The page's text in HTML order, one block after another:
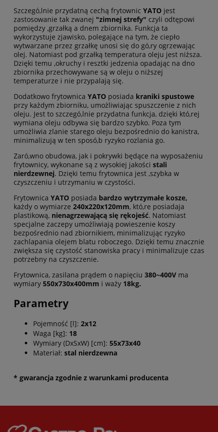
Szczegó,lnie przydatną cechą frytownic YATO jest
zastosowanie tak zwanej "zimnej strefy" czyli odtępowi
pomiędzy ,grzałką a dnem zbiornika. Funkcja ta
wykorzystuje zjawisko, polegające na tym, że ciepło
wytwarzane przez grzałkę unosi się do gó,ry ogrzewając
olej. Natomiast pod grzałką temperatura oleju jest niższa.
Dzięki temu ,okruchy i resztki jedzenia opadając na dno
zbiornika przechowywane są w oleju o niższej
temperaturze i nie przypalają się.
Dodatkowo frytownica YATO posiada kraniki spustowe
przy każdym zbiorniku, umożliwiając spuszczenie z nich
oleju. Jest to szczegó,lnie przydatna funkcja, dzięki któ,rej
wymiana oleju odbywa się bardzo szybko. Poza tym
umożliwia zlanie starego oleju bezpośrednio do kanistra,
minimalizują w ten sposó,b ryzyko rozlania go.
Zaró,wno obudowa, jak i pokrywki będące na wyposażeniu
frytownicy, wykonane są z wysokiej jakości stali
nierdzewnej. Dzięki temu frytownica jest ,szybka w
czyszczeniu i utrzymaniu w czystości.
Frytownica YATO posiada bardzo wytrzymałe kosze,
każdy o wymiarze 240x220x120mm, któ,re posiadaja
plastikową, nienagrzewającą się rękojeść. Natomiast
specjalne zaczepy umożliwiają powieszenie koszy
bezpośrednio nad zbiornikiem, minimalizując ryzyko
zachlapania olejem blatu roboczego. Dzięki temu znacznie
zwiększa się czystość stanowiska pracy i minimalizuje czas
potrzebny na czyszczenie.
Frytownica, zasilana prądem o napięciu 380~400V ma
wymiary 550x730x400mm i waży 18kg.
Parametry
Pojemność [l]: 2x12
Waga [kg]: 18
Wymiary (DxSxW) [cm]: 55x73x40
Materiał: stal nierdzewna
* gwarancja zgodnie z warunkami producenta